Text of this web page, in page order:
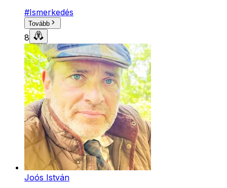
#Ismerkedés
Tovább
8
Joós István